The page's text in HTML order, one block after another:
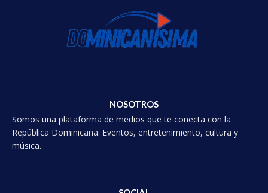
NOSOTROS
Somos una plataforma de medios que te conecta con la
República Dominicana. Eventos, entretenimiento, cultura y
música.